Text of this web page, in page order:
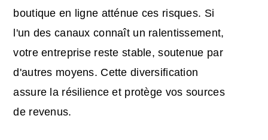
boutique en ligne atténue ces risques. Si
l'un des canaux connaît un ralentissement,
votre entreprise reste stable, soutenue par
d'autres moyens. Cette diversification
assure la résilience et protège vos sources
de revenus.